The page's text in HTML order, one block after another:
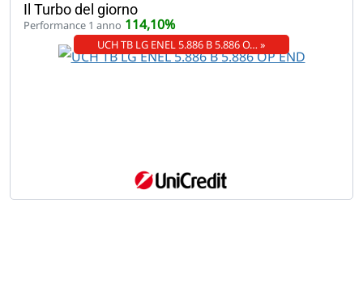
Il Turbo del giorno
Performance 1 anno 114,10%
UCH TB LG ENEL 5.886 B 5.886 O… »